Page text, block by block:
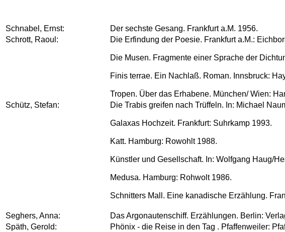
Schnabel, Ernst:
Der sechste Gesang. Frankfurt a.M. 1956.
Schrott, Raoul:
Die Erfindung der Poesie. Frankfurt a.M.:
Die Musen. Fragmente einer Sprache der
Finis terrae. Ein Nachlaß. Roman. Innsbruck:
Tropen. Über das Erhabene. München/ Wien:
Schütz, Stefan:
Die Trabis greifen nach Trüffeln. In: Michael
Galaxas Hochzeit. Frankfurt: Suhrkamp 1993.
Katt. Hamburg: Rowohlt 1988.
Künstler und Gesellschaft. In: Wolfgang Haug/
Medusa. Hamburg: Rohwolt 1986.
Schnitters Mall. Eine kanadische Erzählung.
Seghers, Anna:
Das Argonautenschiff. Erzählungen. Berlin:
Späth, Gerold:
Phönix - die Reise in den Tag . Pfaffenweiler: